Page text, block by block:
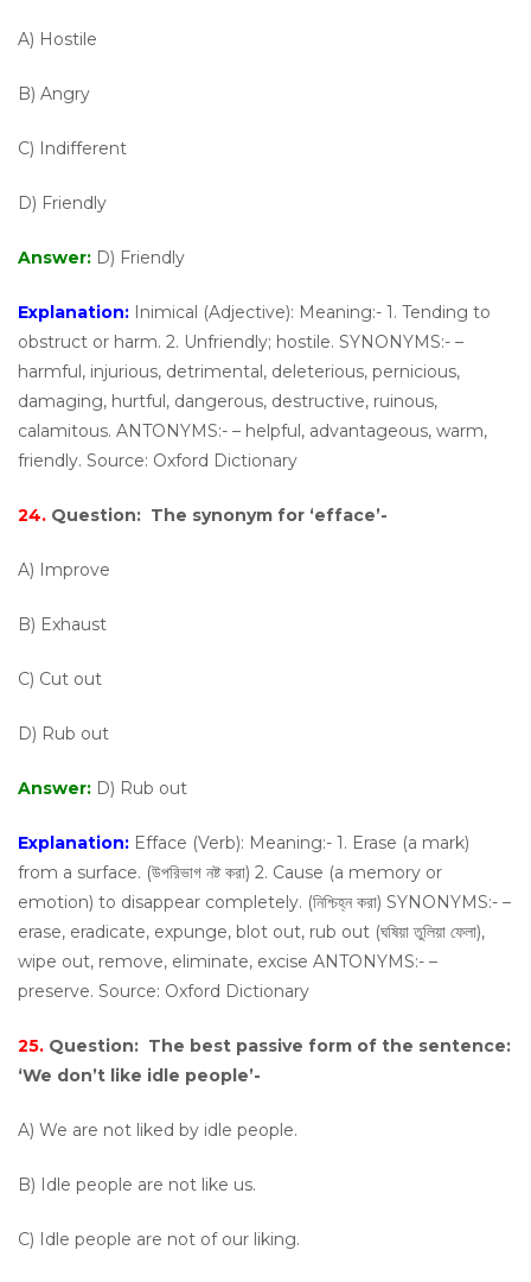
A) Hostile
B) Angry
C) Indifferent
D) Friendly
Answer: D) Friendly
Explanation: Inimical (Adjective): Meaning:- 1. Tending to
obstruct or harm. 2. Unfriendly; hostile. SYNONYMS:- –
harmful, injurious, detrimental, deleterious, pernicious,
damaging, hurtful, dangerous, destructive, ruinous,
calamitous. ANTONYMS:- – helpful, advantageous, warm,
friendly. Source: Oxford Dictionary
24. Question: The synonym for ‘efface’-
A) Improve
B) Exhaust
C) Cut out
D) Rub out
Answer: D) Rub out
Explanation: Efface (Verb): Meaning:- 1. Erase (a mark)
from a surface. (উপরিভাগ নষ্ট করা) 2. Cause (a memory or
emotion) to disappear completely. (নিশ্চিহ্ন করা) SYNONYMS:- –
erase, eradicate, expunge, blot out, rub out (ঘষিয়া তুলিয়া ফেলা),
wipe out, remove, eliminate, excise ANTONYMS:- –
preserve. Source: Oxford Dictionary
25. Question: The best passive form of the sentence:
‘We don’t like idle people’-
A) We are not liked by idle people.
B) Idle people are not like us.
C) Idle people are not of our liking.